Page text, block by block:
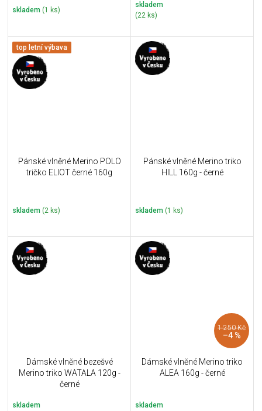
skladem (1 ks)
skladem
(22 ks)
top letní výbava
Pánské vlněné Merino POLO
tričko ELIOT černé 160g
skladem (2 ks)
Pánské vlněné Merino triko
HILL 160g - černé
skladem (1 ks)
Dámské vlněné bezešvé
Merino triko WATALA 120g -
černé
skladem
1 250 Kč
–4 %
Dámské vlněné Merino triko
ALEA 160g - černé
skladem